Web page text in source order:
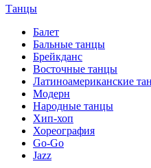
Танцы
Балет
Бальные танцы
Брейкданс
Восточные танцы
Латиноамериканские
Модерн
Народные танцы
Хип-хоп
Хореография
Go-Go
Jazz